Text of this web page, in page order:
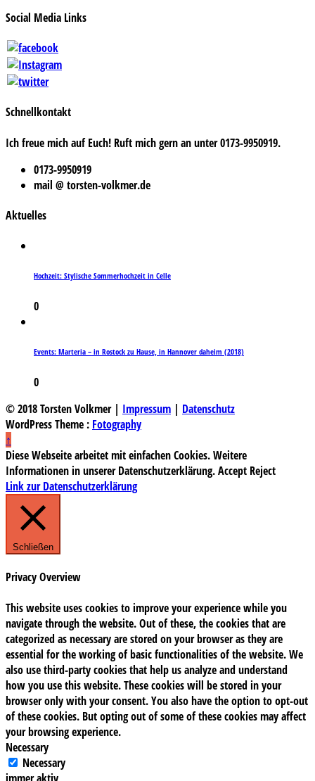
Social Media Links
Schnellkontakt
Ich freue mich auf Euch! Ruft mich gern an unter 0173-9950919.
0173-9950919
mail @ torsten-volkmer.de
Aktuelles
Hochzeit: Stylische Sommerhochzeit in Celle
0
Events: Marteria – in Rostock zu Hause, in Hannover daheim (2018)
0
© 2018 Torsten Volkmer | Impressum | Datenschutz
WordPress Theme : Fotography
↑
Diese Webseite arbeitet mit einfachen Cookies. Weitere
Informationen in unserer Datenschutzerklärung.Accept Reject
Link zur Datenschutzerklärung
Schließen
Privacy Overview
This website uses cookies to improve your experience while you
navigate through the website. Out of these, the cookies that are
categorized as necessary are stored on your browser as they are
essential for the working of basic functionalities of the website. We
also use third-party cookies that help us analyze and understand
how you use this website. These cookies will be stored in your
browser only with your consent. You also have the option to opt-out
of these cookies. But opting out of some of these cookies may affect
your browsing experience.
Necessary
Necessary
immer aktiv